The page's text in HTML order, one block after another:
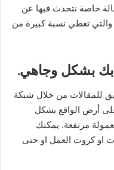
خاصة نتحدث فيها عن
تعطي نسبة كبيرة من
للمقالات من خلال شبكة
أرض الواقع بشكل
مرتفعة. يمكنك
او كروت العمل او حتى